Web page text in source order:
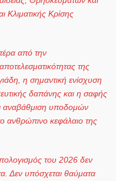
Κλιματικής Κρίσης
από την
της
η σημαντική ενίσχυση
δαπάνης και η σαφής
αναβάθμιση υποδομών
ανθρώπινο κεφάλαιο της
του 2026 δεν
Δεν υπόσχεται θαύματα